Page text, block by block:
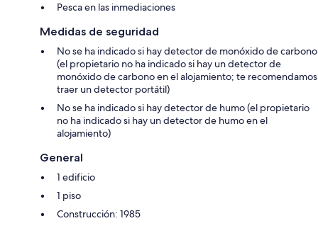
Pesca en las inmediaciones
Medidas de seguridad
No se ha indicado si hay detector de monóxido de carbono
(el propietario no ha indicado si hay un detector de
monóxido de carbono en el alojamiento; te recomendamos
traer un detector portátil)
No se ha indicado si hay detector de humo (el propietario
no ha indicado si hay un detector de humo en el
alojamiento)
General
1 edificio
1 piso
Construcción: 1985